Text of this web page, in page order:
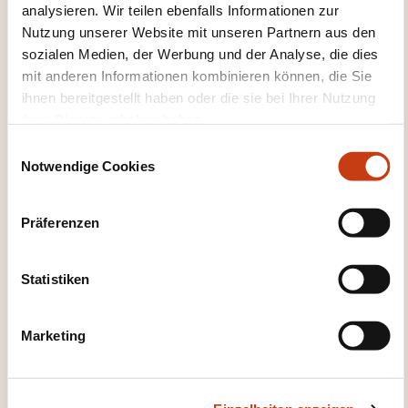
analysieren. Wir teilen ebenfalls Informationen zur
Nutzung unserer Website mit unseren Partnern aus den
sozialen Medien, der Werbung und der Analyse, die dies
mit anderen Informationen kombinieren können, die Sie
ihnen bereitgestellt haben oder die sie bei Ihrer Nutzung
Notwendige Cookies
Präferenzen
Statistiken
Marketing
découper, déplacer des photos;
Améliorer les photos: couleurs, luminosité, etc.
Wie kann ich das
kontaktieren?
formation@lllc.lu